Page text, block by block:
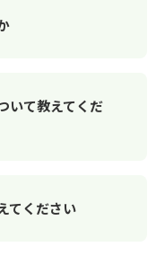
いて教えてくだ
てください